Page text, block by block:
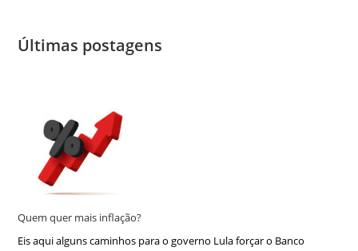
Últimas postagens
Quem quer mais inflação?
Eis aqui alguns caminhos para o governo Lula forçar o Banco